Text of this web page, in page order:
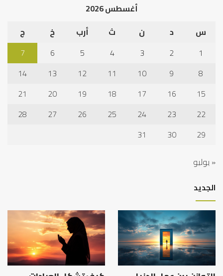
أغسطس 2026
س
د ن ث أرب خ
ج
1
2
3
4
5
6
7
8
9
10
11
12
13
14
15
16
17
18
19
20
21
22
23
24
25
26
27
28
29
30
31
« يوليو
الجديد